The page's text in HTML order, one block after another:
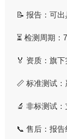
📝 报告：可
⏳ 检测周期：
🏅 资质：旗
📏 标准测试：
🔬 非标测试：
📞 售后：报告